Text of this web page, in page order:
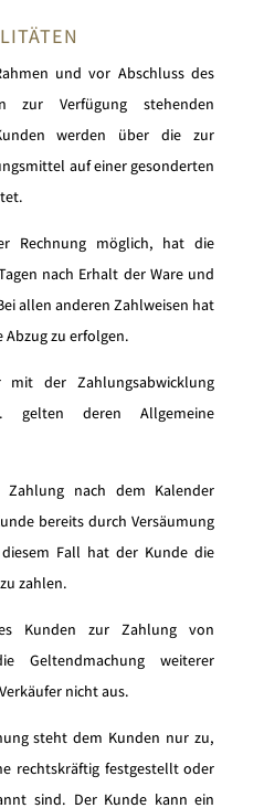
und vor Abschluss des
zur Verfügung stehenden
werden über die zur
auf einer gesonderten
Rechnung möglich, hat die
nach Erhalt der Ware und
allen anderen Zahlweisen hat
Abzug zu erfolgen.
mit der Zahlungsabwicklung
gelten deren Allgemeine
nach dem Kalender
bereits durch Versäumung
Fall hat der Kunde die
zahlen.
Kunden zur Zahlung von
Geltendmachung weiterer
nicht aus.
steht dem Kunden nur zu,
rechtskräftig festgestellt oder
sind. Der Kunde kann ein